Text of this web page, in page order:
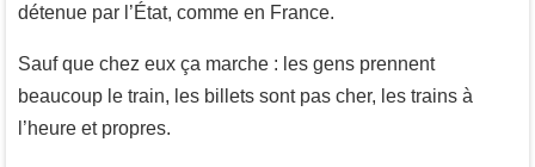
détenue par l’État, comme en France.
Sauf que chez eux ça marche : les gens prennent
beaucoup le train, les billets sont pas cher, les trains à
l’heure et propres.